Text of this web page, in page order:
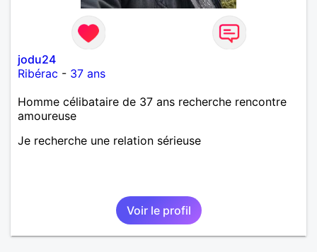
jodu24
Ribérac - 37 ans
Homme célibataire de 37 ans recherche rencontre
amoureuse
Je recherche une relation sérieuse
Voir le profil